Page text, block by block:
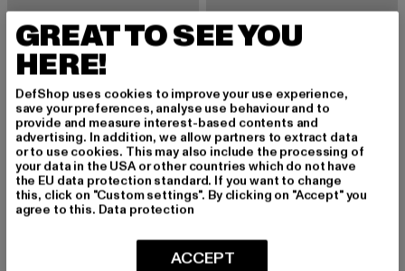
BUFFALO
LILLY LUXE
Derzeitiger Preis: 53,99 EURAktionspreis: 59,99 EUR
BUFFALO
50,99 EUR
Derzeitiger Preis: 50,99 EUR
GREAT TO SEE YOU
HERE!
DefShop uses cookies to improve your use experience,
save your preferences, analyse use behaviour and to
provide and measure interest-based contents and
advertising. In addition, we allow partners to extract data
or to use cookies. This may also include the processing of
your data in the USA or other countries which do not have
the EU data protection standard. If you want to change
this, click on "Custom settings". By clicking on "Accept" you
agree to this. Data protection
ACCEPT